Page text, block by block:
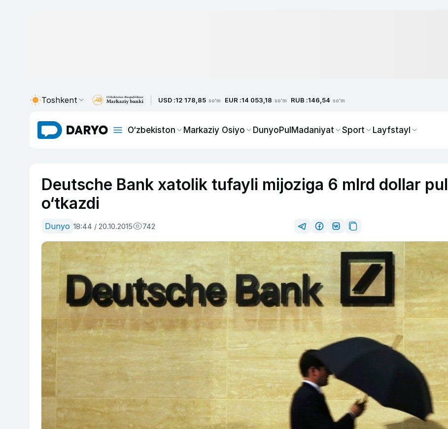
Toshkent USD :12 178,85 so'm EUR :14 053,18 so'm RUB :146,54 so'm
O‘zbekiston Markaziy Osiyo DunyoPulMadaniyat Sport Layfstayl
Deutsche Bank xatolik tufayli mijoziga 6 mlrd dollar pul
o‘tkazdi
Dunyo 18:44 / 20.10.2015 742